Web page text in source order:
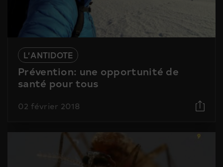
L’ANTIDOTE
Prévention: une opportunité de
santé pour tous
02 février 2018